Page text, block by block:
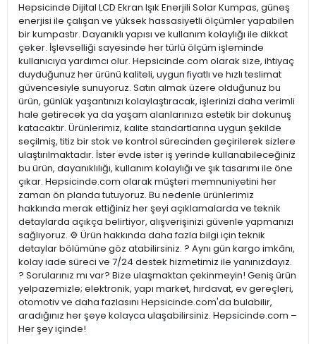
Hepsicinde Dijital LCD Ekran Işık Enerjili Solar Kumpas, güneş
enerjisi ile çalışan ve yüksek hassasiyetli ölçümler yapabilen
bir kumpastır. Dayanıklı yapısı ve kullanım kolaylığı ile dikkat
çeker. İşlevselliği sayesinde her türlü ölçüm işleminde
kullanıcıya yardımcı olur. Hepsicinde.com olarak size, ihtiyaç
duyduğunuz her ürünü kaliteli, uygun fiyatlı ve hızlı teslimat
güvencesiyle sunuyoruz. Satın almak üzere olduğunuz bu
ürün, günlük yaşantınızı kolaylaştıracak, işlerinizi daha verimli
hale getirecek ya da yaşam alanlarınıza estetik bir dokunuş
katacaktır. Ürünlerimiz, kalite standartlarına uygun şekilde
seçilmiş, titiz bir stok ve kontrol sürecinden geçirilerek sizlere
ulaştırılmaktadır. İster evde ister iş yerinde kullanabileceğiniz
bu ürün, dayanıklılığı, kullanım kolaylığı ve şık tasarımı ile öne
çıkar. Hepsicinde.com olarak müşteri memnuniyetini her
zaman ön planda tutuyoruz. Bu nedenle ürünlerimiz
hakkında merak ettiğiniz her şeyi açıklamalarda ve teknik
detaylarda açıkça belirtiyor, alışverişinizi güvenle yapmanızı
sağlıyoruz. ⚙️ Ürün hakkında daha fazla bilgi için teknik
detaylar bölümüne göz atabilirsiniz. ? Aynı gün kargo imkânı,
kolay iade süreci ve 7/24 destek hizmetimiz ile yanınızdayız.
? Sorularınız mı var? Bize ulaşmaktan çekinmeyin! Geniş ürün
yelpazemizle; elektronik, yapı market, hırdavat, ev gereçleri,
otomotiv ve daha fazlasını Hepsicinde.com'da bulabilir,
aradığınız her şeye kolayca ulaşabilirsiniz. Hepsicinde.com –
Her şey içinde!